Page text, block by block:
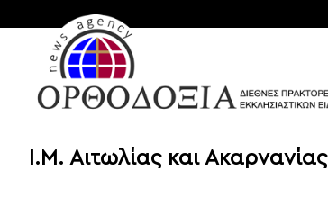
Ι.Μ. Αιτωλίας και Ακαρνανίας